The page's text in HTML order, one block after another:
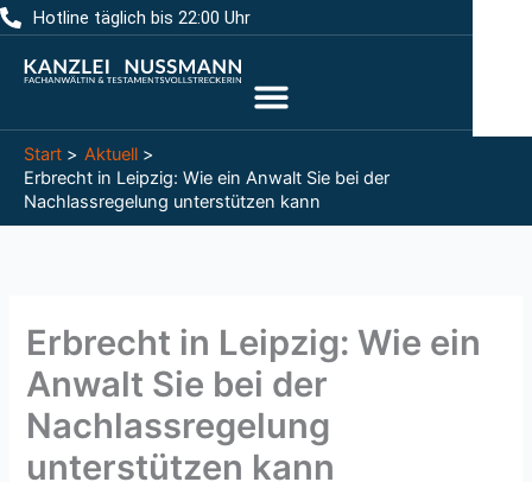
Zum
Inhalt
springen
Hotline täglich bis 22:00 Uhr
Start
Aktuell
Erbrecht in Leipzig: Wie ein Anwalt Sie bei der
Nachlassregelung unterstützen kann
Erbrecht in Leipzig: Wie ein
Anwalt Sie bei der
Nachlassregelung
unterstützen kann